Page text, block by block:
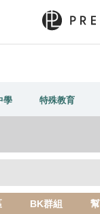
學 特殊教育
BK群組